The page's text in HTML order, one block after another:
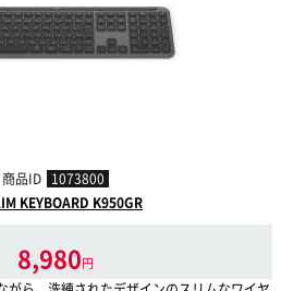
商品ID 1073800
KEYBOARD K950GR
8,980円